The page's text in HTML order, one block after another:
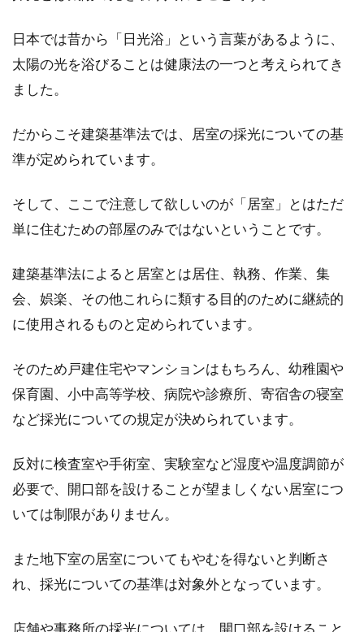
不動産登記に委任状はなぜ必要？捺
不動産に何かしらの変更があった時、不動産登
記の手続きを取る必要があります。この登記の
京のエリア別に比較！
進学や転勤の関係などで、これから東京で暮ら
あると法規制の対象！？
メージがあるのではないでしょうか。しかし、
日本では昔から「日光浴」という言葉があるように、
太陽の光を浴びることは健康法の一つと考えられてき
ました。
だからこそ建築基準法では、居室の採光についての基
準が定められています。
そして、ここで注意して欲しいのが「居室」とはただ
単に住むための部屋のみではないということです。
建築基準法によると居室とは居住、執務、作業、集
会、娯楽、その他これらに類する目的のために継続的
に使用されるものと定められています。
そのため戸建住宅やマンションはもちろん、幼稚園や
保育園、小中高等学校、病院や診療所、寄宿舎の寝室
など採光についての規定が決められています。
反対に検査室や手術室、実験室など湿度や温度調節が
必要で、開口部を設けることが望ましくない居室につ
いては制限がありません。
また地下室の居室についてもやむを得ないと判断さ
れ、採光についての基準は対象外となっています。
店舗や事務所の採光については、開口部を設けること